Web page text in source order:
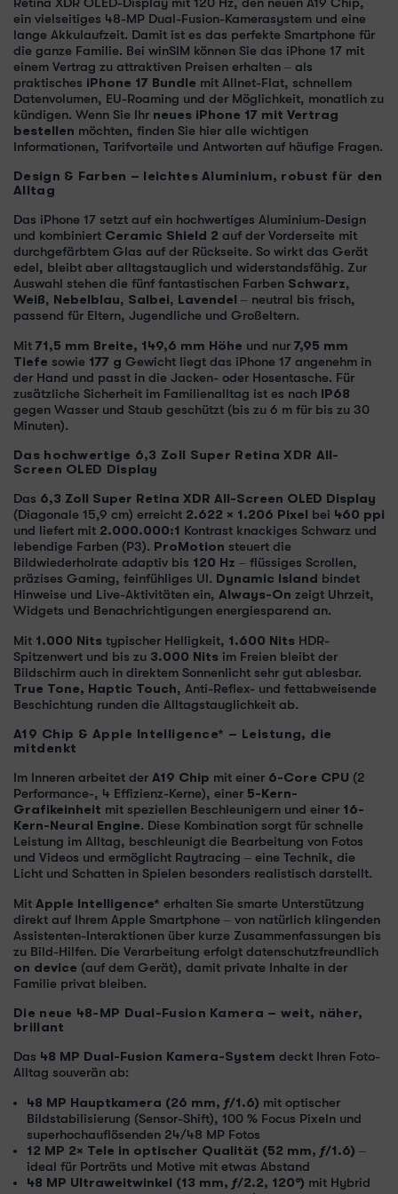
ein vielseitiges 48-MP Dual-Fusion-Kamerasystem und eine
lange Akkulaufzeit. Damit ist es das perfekte Smartphone für
die ganze Familie. Bei winSIM können Sie das iPhone 17 mit
einem Vertrag zu attraktiven Preisen erhalten – als
praktisches iPhone 17 Bundle mit Allnet-Flat, schnellem
Datenvolumen, EU-Roaming und der Möglichkeit, monatlich zu
kündigen. Wenn Sie Ihr neues iPhone 17 mit Vertrag
bestellen möchten, finden Sie hier alle wichtigen
Informationen, Tarifvorteile und Antworten auf häufige Fragen.
Design & Farben – leichtes Aluminium, robust für den
Alltag
Das iPhone 17 setzt auf ein hochwertiges Aluminium-Design
und kombiniert Ceramic Shield 2 auf der Vorderseite mit
durchgefärbtem Glas auf der Rückseite. So wirkt das Gerät
edel, bleibt aber alltagstauglich und widerstandsfähig. Zur
Auswahl stehen die fünf fantastischen Farben Schwarz,
Weiß, Nebelblau, Salbei, Lavendel – neutral bis frisch,
passend für Eltern, Jugendliche und Großeltern.
Mit 71,5 mm Breite, 149,6 mm Höhe und nur 7,95 mm
Tiefe sowie 177 g Gewicht liegt das iPhone 17 angenehm in
der Hand und passt in die Jacken- oder Hosentasche. Für
zusätzliche Sicherheit im Familienalltag ist es nach IP68
gegen Wasser und Staub geschützt (bis zu 6 m für bis zu 30
Minuten).
Das hochwertige 6,3 Zoll Super Retina XDR All-
Screen OLED Display
Das 6,3 Zoll Super Retina XDR All-Screen OLED Display
(Diagonale 15,9 cm) erreicht 2.622 × 1.206 Pixel bei 460 ppi
und liefert mit 2.000.000:1 Kontrast knackiges Schwarz und
lebendige Farben (P3). ProMotion steuert die
Bildwiederholrate adaptiv bis 120 Hz – flüssiges Scrollen,
präzises Gaming, feinfühliges UI. Dynamic Island bindet
Hinweise und Live-Aktivitäten ein, Always-On zeigt Uhrzeit,
Widgets und Benachrichtigungen energiesparend an.
Mit 1.000 Nits typischer Helligkeit, 1.600 Nits HDR-
Spitzenwert und bis zu 3.000 Nits im Freien bleibt der
Bildschirm auch in direktem Sonnenlicht sehr gut ablesbar.
True Tone, Haptic Touch, Anti-Reflex- und fettabweisende
Beschichtung runden die Alltagstauglichkeit ab.
A19 Chip & Apple Intelligence* – Leistung, die
mitdenkt
Im Inneren arbeitet der A19 Chip mit einer 6-Core CPU (2
Performance-, 4 Effizienz-Kerne), einer 5-Kern-
Grafikeinheit mit speziellen Beschleunigern und einer 16-
Kern-Neural Engine. Diese Kombination sorgt für schnelle
Leistung im Alltag, beschleunigt die Bearbeitung von Fotos
und Videos und ermöglicht Raytracing – eine Technik, die
Licht und Schatten in Spielen besonders realistisch darstellt.
Mit Apple Intelligence* erhalten Sie smarte Unterstützung
direkt auf Ihrem Apple Smartphone – von natürlich klingenden
Assistenten-Interaktionen über kurze Zusammenfassungen bis
zu Bild-Hilfen. Die Verarbeitung erfolgt datenschutzfreundlich
on device (auf dem Gerät), damit private Inhalte in der
Familie privat bleiben.
Die neue 48-MP Dual-Fusion Kamera – weit, näher,
brillant
Das 48 MP Dual-Fusion Kamera-System deckt Ihren Foto-
Alltag souverän ab:
48 MP Hauptkamera (26 mm, ƒ/1.6) mit optischer
Bildstabilisierung (Sensor-Shift), 100 % Focus Pixeln und
superhochauflösenden 24/48 MP Fotos
12 MP 2× Tele in optischer Qualität (52 mm, ƒ/1.6) –
ideal für Porträts und Motive mit etwas Abstand
48 MP Ultraweitwinkel (13 mm, ƒ/2.2, 120°) mit Hybrid